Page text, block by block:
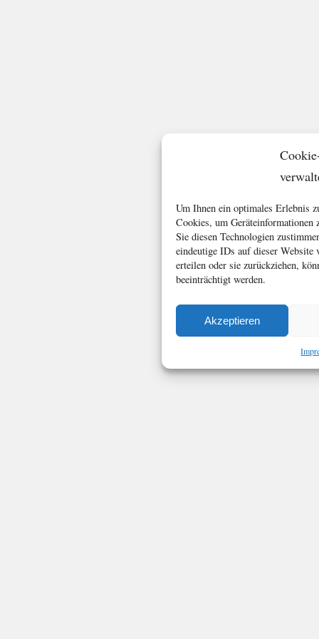
Um Ihnen ein optimales Erlebnis
Cookies, um Geräteinformationen
Sie diesen Technologien
eindeutige IDs auf dieser
erteilen oder sie zurückziehen,
beeinträchtigt werden.
Akzeptieren